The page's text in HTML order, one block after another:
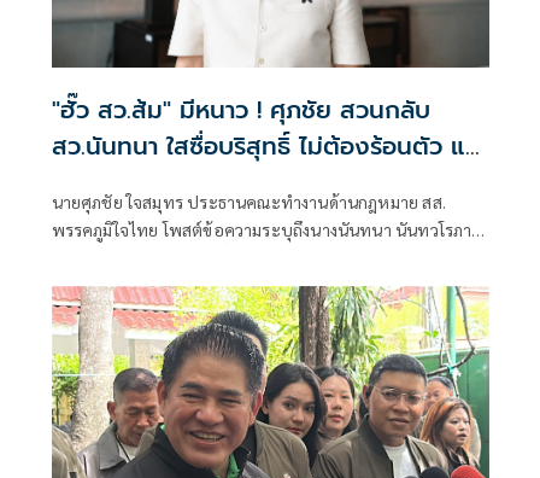
"ฮั๊ว สว.ส้ม" มีหนาว ! ศุภชัย สวนกลับ
สว.นันทนา ใสซื่อบริสุทธิ์ ไม่ต้องร้อนตัว แฉ
เมืองทองธานี ไม่ได้แชร์ค่าใช้จ่านกัน เพรามี
หลักฐาน "หิรัญ - ฟ้าเดียวกัน" ทั้งจอง ทั้ง
จ่าย
นายศุภชัย ใจสมุทร ประธานคณะทำงานด้านกฎหมาย สส.
พรรคภูมิใจไทย โพสต์ข้อความระบุถึงนางนันทนา นันทวโรภาส
พฤติกรรม จัดประชุมผู้สมัคร สว.ส้ม ที่ห้องจูปิเตอร์ เมืองทอง
ธานี